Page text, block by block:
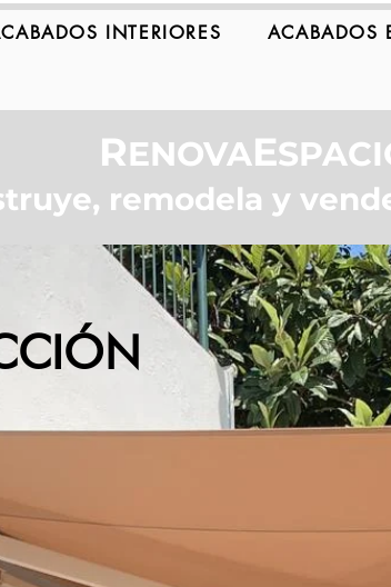
INTERIORES ACABADOS
RENOVAE
remodela y